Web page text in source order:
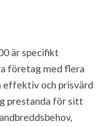
är specifikt
företag med flera
och prisvärd
prestanda för sitt